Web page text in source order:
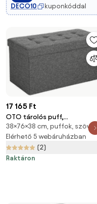
DECO10
kuponkóddal
17 165 Ft
OTO tárolós puff,
76x38x38cm, antracit
SongmicsHome
38×76×38 cm, puffok, szövet
Elérhető 5 webáruházban
(2)
Raktáron